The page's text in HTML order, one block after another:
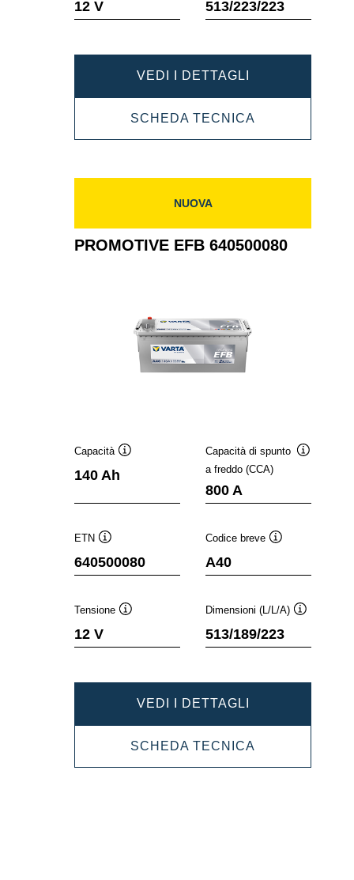
12 V 513/223/223
VEDI I DETTAGLI
EFB
690500105
SCHEDA TECNICA
EFB
NUOVA
PROMOTIVE EFB 640500080
Capacità
140 Ah
Capacità di spunto
a freddo (CCA)
800 A
ETN
comando
640500080
Codice breve
A40
Tensione
12 V
Dimensioni (L/L/A)
513/189/223
VEDI I DETTAGLI
EFB
640500080
SCHEDA TECNICA
EFB